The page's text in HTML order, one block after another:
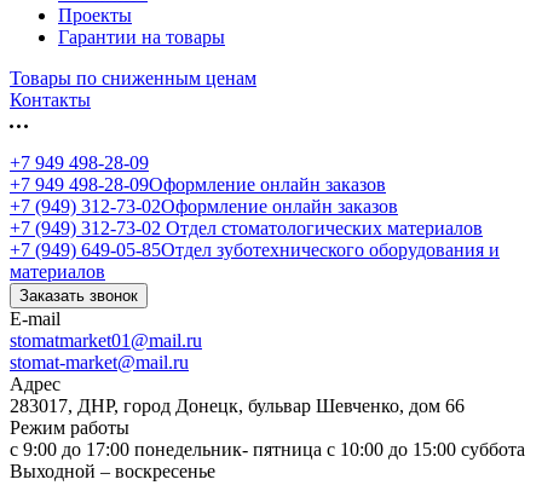
Проекты
Гарантии на товары
Товары по сниженным ценам
Контакты
+7 949 498-28-09
+7 949 498-28-09Оформление онлайн заказов
+7 (949) 312-73-02Оформление онлайн заказов
+7 (949) 312-73-02 Отдел стоматологических материалов
+7 (949) 649-05-85Отдел зуботехнического оборудования и
материалов
Заказать звонок
E-mail
stomatmarket01@mail.ru
stomat-market@mail.ru
Адрес
283017, ДНР, город Донецк, бульвар Шевченко, дом 66
Режим работы
с 9:00 до 17:00 понедельник- пятница с 10:00 до 15:00 суббота
Выходной – воскресенье